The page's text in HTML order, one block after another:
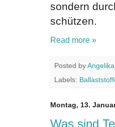
sondern
schützen.
Read more »
Posted by
Labels:
Montag, 13.
Was sind